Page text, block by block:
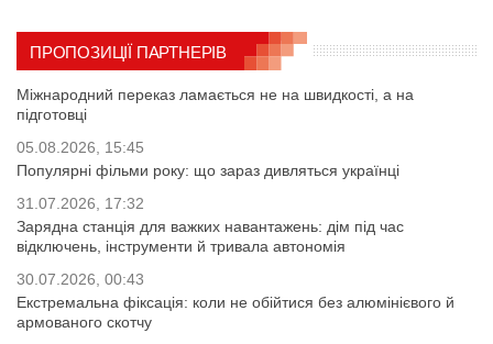
ПРОПОЗИЦІЇ ПАРТНЕРІВ
Міжнародний переказ ламається не на швидкості, а на
підготовці
05.08.2026, 15:45
Популярні фільми року: що зараз дивляться українці
31.07.2026, 17:32
Зарядна станція для важких навантажень: дім під час
відключень, інструменти й тривала автономія
30.07.2026, 00:43
Екстремальна фіксація: коли не обійтися без алюмінієвого й
армованого скотчу